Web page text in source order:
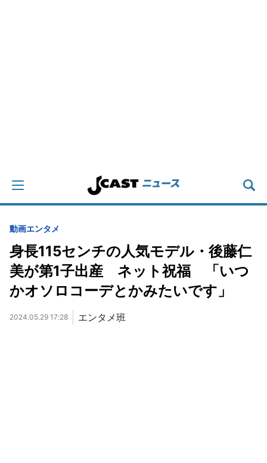
動画エンタメ
身長115センチの人気モデル・後藤仁
美が第1子出産 ネット祝福 「いつ
かオソロコーデとかみたいです」
2024.05.29 17:28 エンタメ班